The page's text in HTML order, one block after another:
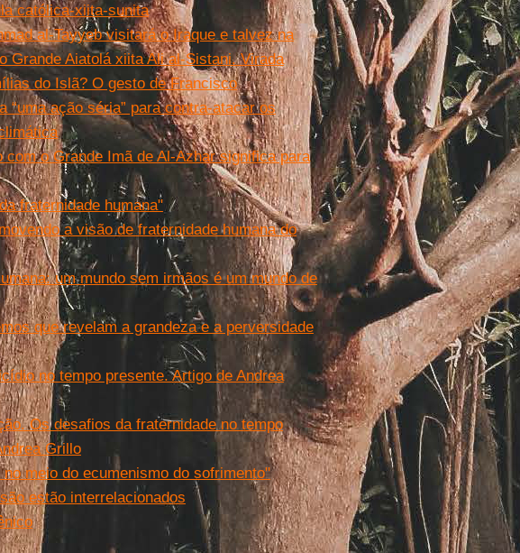
católica-xiita-sunita
al-Tayyeb visitará o Iraque e talvez na
Grande Aiatolá xiita Ali al-Sistani. Virada
do Islã? O gesto de Francisco
“uma ação séria” para contra-atacar os
o Grande Imã de Al-Azhar significa para
fraternidade humana"
a visão de fraternidade humana do
um mundo sem irmãos é um mundo de
que revelam a grandeza e a perversidade
no tempo presente. Artigo de Andrea
Os desafios da fraternidade no tempo
Grillo
meio do ecumenismo do sofrimento"
estão interrelacionados